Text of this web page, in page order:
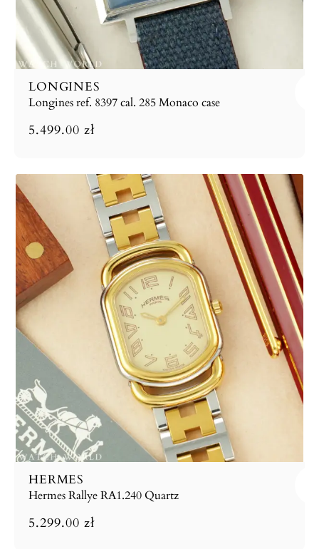
LONGINES
Longines ref. 8397 cal. 285 Monaco case
5.499.00 zł
HERMES
Hermes Rallye RA1.240 Quartz
5.299.00 zł